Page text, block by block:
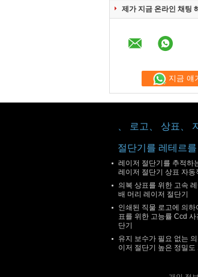
제가 지금 온라인 채팅
지금 얘
、 로고、 상표、
절단기를 레테르
레이저 절단기를 추적하
레이저 절단기 상표 자동
의복 상표를 위한 고속
배 머리 레이저 절단기
인쇄된 직물 로고에 의
표를 위한 고능률 Ccd 사
단기
유지 보수가 필요 없는
이저 절단기 높은 정밀도